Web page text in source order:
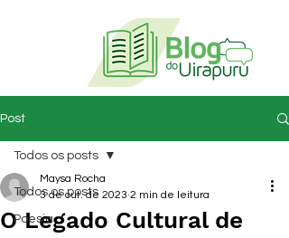
Post
Todos os posts
Poesia
Todos os posts
O Legado Cultural de
Maysa Rocha
3 de out. de 2023 2 min de leitura